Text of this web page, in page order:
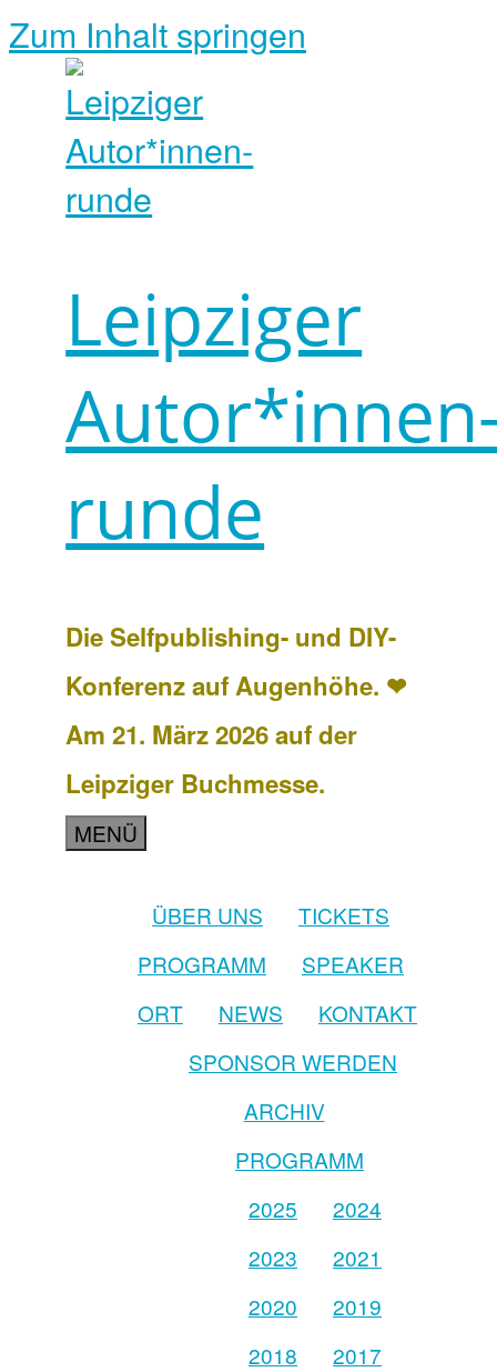
Zum Inhalt springen
Leipziger
runde
Die Selfpublishing- und DIY-
Konferenz auf Augenhöhe. ❤
Am 21. März 2026 auf der
Leipziger Buchmesse.
MENÜ
ÜBER UNS
TICKETS
PROGRAMM
SPEAKER
ORT
NEWS
KONTAKT
SPONSOR WERDEN
ARCHIV
PROGRAMM
2025
2024
2023
2021
2020
2019
2018
2017